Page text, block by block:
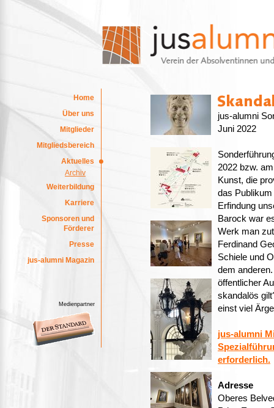
Home
Über uns
Mitglieder
Mitgliedsbereich
Aktuelles
Archiv
Weiterbildung
Karriere
Sponsoren und
Förderer
Presse
jus-alumni Magazin
Medienpartner
jus-alumni
Juni 2022
2022 bzw.
Kunst, die
das
Erfindung
Barock war
Werk man
Ferdinand
Schiele und
dem
öffentlicher
skandalös
einst viel
jus-alumni
erforderlich.
Adresse
Oberes